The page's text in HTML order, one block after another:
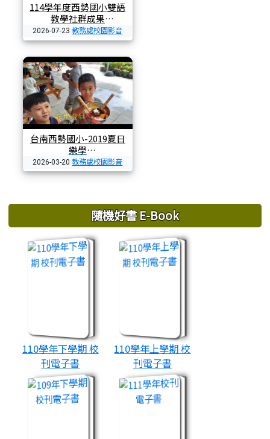
114學年度西勢國小雙語
教學社群成果
2026-07-23 教務處校園影音
台南西勢國小-2019夏日
樂學
2026-03-20 教務處校園影音
下中區域內容
隨機好書 E-Book
book:110學年下學期 校刊電子書
110學年下學期 校
刊電子書
(94)
book:110學年上學期 校
110學年上學期 校
刊電子書
(72)
book:109年下學期校刊電子書book:111學年校刊電子書